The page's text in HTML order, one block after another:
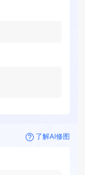
了解AI修图